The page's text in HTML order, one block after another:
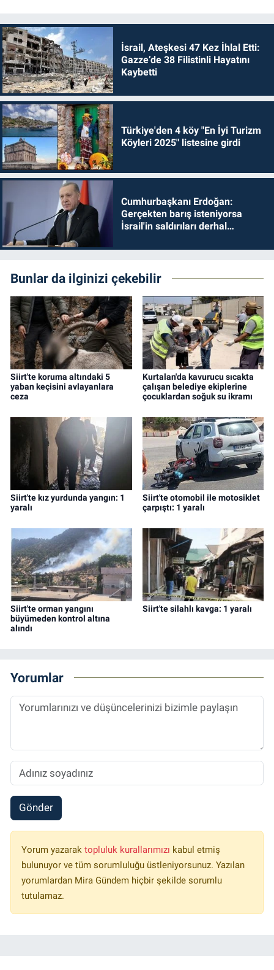
İsrail, Ateşkesi 47 Kez İhlal Etti:
Gazze’de 38 Filistinli Hayatını
Kaybetti
Türkiye'den 4 köy "En İyi Turizm
Köyleri 2025" listesine girdi
Cumhurbaşkanı Erdoğan:
Gerçekten barış isteniyorsa
İsrail'in saldırıları derhal
Bunlar da ilginizi çekebilir
Siirt'te koruma altındaki 5
yaban keçisini avlayanlara
ceza
Kurtalan'da kavurucu sıcakta
çalışan belediye ekiplerine
çocuklardan soğuk su ikramı
Siirt'te kız yurdunda yangın: 1
yaralı
Siirt'te otomobil ile motosiklet
çarpıştı: 1 yaralı
Siirt'te orman yangını
büyümeden kontrol altına
alındı
Siirt'te silahlı kavga: 1 yaralı
Yorumlar
Gönder
Yorum yazarak topluluk kurallarımızı kabul etmiş
bulunuyor ve tüm sorumluluğu üstleniyorsunuz. Yazılan
yorumlardan Mira Gündem hiçbir şekilde sorumlu
tutulamaz.